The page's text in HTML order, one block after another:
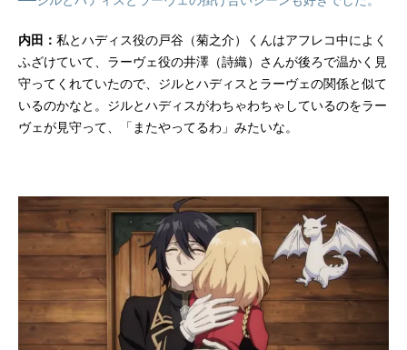
内田： 私とハディス役の戸谷（菊之介）くんはアフレコ中によく
ふざけていて、ラーヴェ役の井澤（詩織）さんが後ろで温かく見
守ってくれていたので、ジルとハディスとラーヴェの関係と似て
いるのかなと。ジルとハディスがわちゃわちゃしているのをラー
ヴェが見守って、「またやってるわ」みたいな。